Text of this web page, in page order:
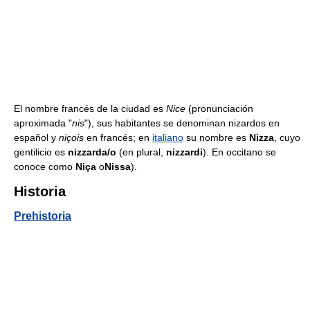
El nombre francés de la ciudad es Nice (pronunciación
aproximada "nis"), sus habitantes se denominan nizardos en
español y niçois en francés; en italiano su nombre es Nizza , cuyo
gentilicio es nizzarda/o (en plural, nizzardi). En occitano se
conoce como Niça oNissa).
Historia
Prehistoria